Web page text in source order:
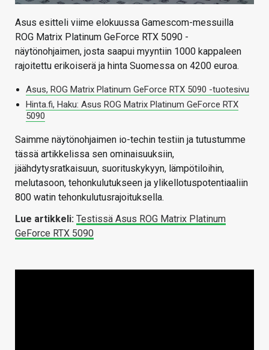
Asus esitteli viime elokuussa Gamescom-messuilla
ROG Matrix Platinum GeForce RTX 5090 -
näytönohjaimen, josta saapui myyntiin 1000 kappaleen
rajoitettu erikoiserä ja hinta Suomessa on 4200 euroa.
Asus, ROG Matrix Platinum GeForce RTX 5090 -tuotesivu
Hinta.fi, Haku: Asus ROG Matrix Platinum GeForce RTX
5090
Saimme näytönohjaimen io-techin testiin ja tutustumme
tässä artikkelissa sen ominaisuuksiin,
jäähdytysratkaisuun, suorituskykyyn, lämpötiloihin,
melutasoon, tehonkulutukseen ja ylikellotuspotentiaaliin
800 watin tehonkulutusrajoituksella.
Lue artikkeli: Testissä Asus ROG Matrix Platinum
GeForce RTX 5090